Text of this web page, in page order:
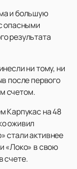
и большую
опасными
результата
ни тому, ни
после первого
счетом.
Карпукас на 48
оживил
стали активнее
«Локо» в свою
счете.